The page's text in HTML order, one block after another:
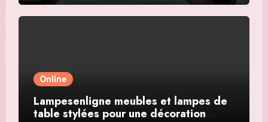
Online
Lampesenligne meubles et lampes de
table stylées pour une décoration